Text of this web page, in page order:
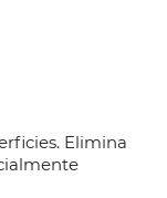
Elimina